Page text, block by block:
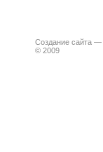
Создание сайта —
© 2009